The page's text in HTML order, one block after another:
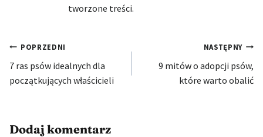
tworzone treści.
Nawigacja
wpisu
POPRZEDNI
7 ras psów idealnych dla
początkujących właścicieli
NASTĘPNY
9 mitów o adopcji psów,
które warto obalić
Dodaj komentarz